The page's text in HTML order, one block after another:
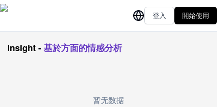
登入 開始使用
Insight-基於方面的情感分析
暂无数据